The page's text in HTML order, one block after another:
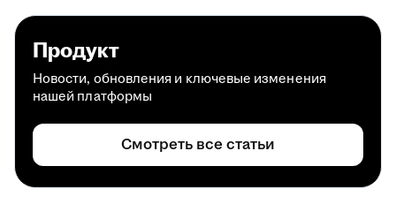
Продукт
Новости, обновления и ключевые изменения
нашей платформы
Смотреть все статьи